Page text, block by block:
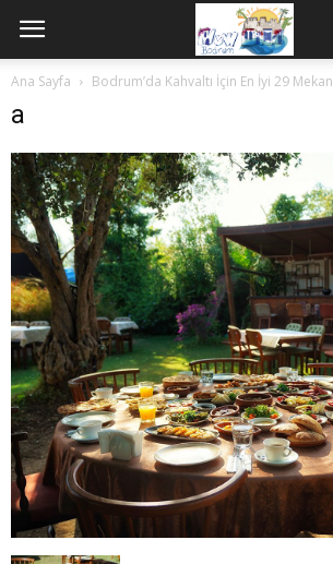
Ana Sayfa Bodrum’da Kahvaltı İçin En İyi 29 Mekan
a